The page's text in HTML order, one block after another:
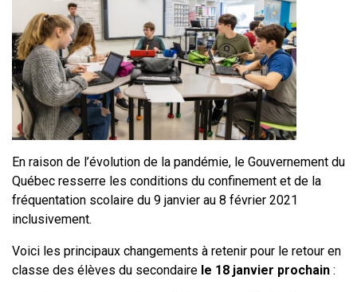
En raison de l’évolution de la pandémie, le Gouvernement du
Québec resserre les conditions du confinement et de la
fréquentation scolaire du 9 janvier au 8 février 2021
inclusivement.
Voici les principaux changements à retenir pour le retour en
classe des élèves du secondaire le 18 janvier prochain :